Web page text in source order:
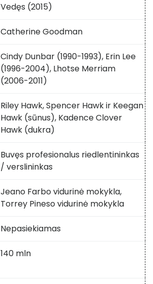
Vedęs (2015)
Catherine Goodman
Cindy Dunbar (1990-1993), Erin Lee
(1996-2004), Lhotse Merriam
(2006-2011)
Riley Hawk, Spencer Hawk ir Keegan
Hawk (sūnus), Kadence Clover
Hawk (dukra)
Buvęs profesionalus riedlentininkas
/ verslininkas
Jeano Farbo vidurinė mokykla,
Torrey Pineso vidurinė mokykla
Nepasiekiamas
140 mln